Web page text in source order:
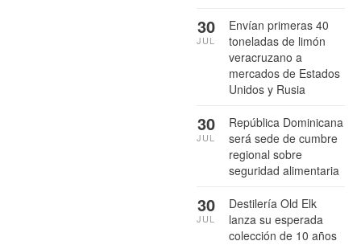
Envían primeras 40
toneladas de limón
veracruzano a
mercados de Estados
Unidos y Rusia
30
JUL
República Dominicana
será sede de cumbre
regional sobre
seguridad alimentaria
30
JUL
Destilería Old Elk
lanza su esperada
colección de 10 años
30
JUL